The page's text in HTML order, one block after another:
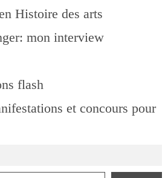
Histoire des arts
mon interview
flash
et concours pour